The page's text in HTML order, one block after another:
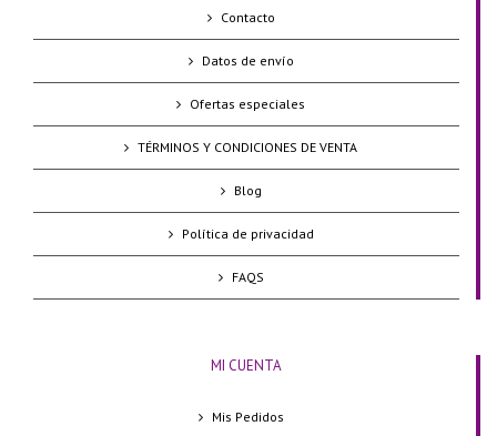
Contacto
Datos de envío
Ofertas especiales
TÉRMINOS Y CONDICIONES DE VENTA
Blog
Política de privacidad
FAQS
MI CUENTA
Mis Pedidos